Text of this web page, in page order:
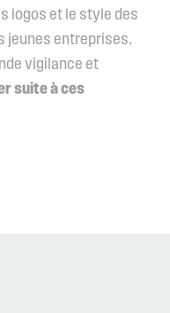
logos et le style des
jeunes entreprises.
vigilance et
suite à ces